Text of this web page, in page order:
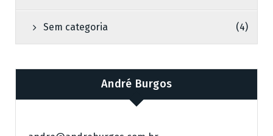
Sem categoria (4)
André Burgos